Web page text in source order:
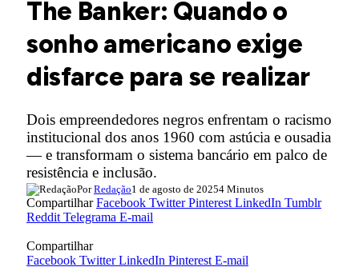
The Banker: Quando o
sonho americano exige
disfarce para se realizar
Dois empreendedores negros enfrentam o racismo
institucional dos anos 1960 com astúcia e ousadia
— e transformam o sistema bancário em palco de
resistência e inclusão.
Por Redação1 de agosto de 20254 Minutos
CompartilharFacebook Twitter Pinterest LinkedIn Tumblr
Reddit Telegrama E-mail
Compartilhar
Facebook Twitter LinkedIn Pinterest E-mail